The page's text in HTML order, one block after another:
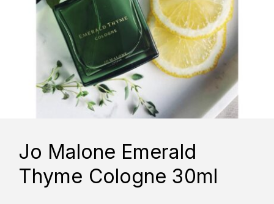
Jo Malone Emerald
Thyme Cologne 30ml